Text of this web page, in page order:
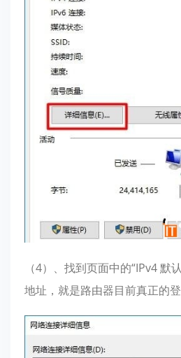
（4）、找到页面中的“IPv4 默
地址，就是路由器目前真正的登